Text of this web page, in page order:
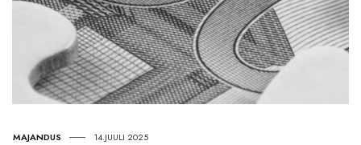
MAJANDUS 14.JUULI 2025